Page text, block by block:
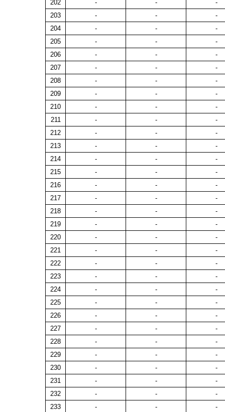
202 - -
-
203
- -
-
204
- -
-
205
- -
-
206
- -
-
207
- -
-
208
- -
-
209
- -
-
210
- -
-
211
- -
-
212
- -
-
213
- -
-
214
- -
-
215
- -
-
216
- -
-
217
- -
-
218
- -
-
219
- -
-
220
- -
-
221
- -
-
222
- -
-
223
- -
-
224
- -
-
225
- -
-
226
- -
-
227
- -
-
228
- -
-
229
- -
-
230
- -
-
231
- -
-
232
- -
-
233
- -
-